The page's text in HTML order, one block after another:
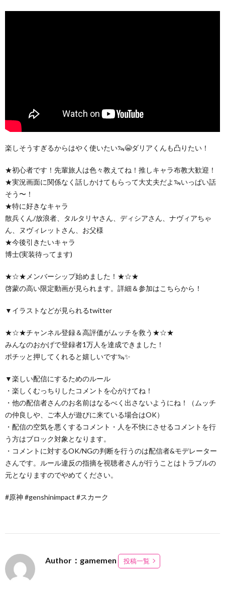
楽しそうすぎるからはやく使いたい🦦😭ダリアくんも凸りたい！
★初心者です！先輩旅人は色々教えてね！推しキャラ布教大歓迎！
★実況画面に関係なく話しかけてもらって大丈夫だよ🦦いっぱい話
そう〜！
★特に好きなキャラ
散兵くん/放浪者、タルタリヤさん、ディシアさん、ナヴィアちゃ
ん、ヌヴィレットさん、お父様
★今後引きたいキャラ
博士(実装待ってます)
★☆★メンバーシップ始めました！★☆★
啓蒙の高い限定動画が見られます。詳細＆参加はこちらから！
▼イラストなどが見られるtwitter
★☆★チャンネル登録＆高評価がムッチを救う★☆★
みんなのおかげで登録者1万人を達成できました！
ポチッと押してくれると嬉しいです🦦✨
▼楽しい配信にするためのルール
・楽しくむっちりしたコメントを心がけてね！
・他の配信者さんのお名前はなるべく出さないようにね！（ムッチ
の仲良しや、ご本人が遊びに来ている場合はOK）
・配信の空気を悪くするコメント・人を不快にさせるコメントを行
う方はブロック対象となります。
・コメントに対するOK/NGの判断を行うのは配信者&モデレーター
さんです。ルール違反の指摘を視聴者さんが行うことはトラブルの
元となりますのでやめてください。
#原神 #genshinimpact #スカーク
Author：gamemen 投稿一覧